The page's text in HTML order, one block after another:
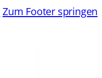
Zum Footer springen